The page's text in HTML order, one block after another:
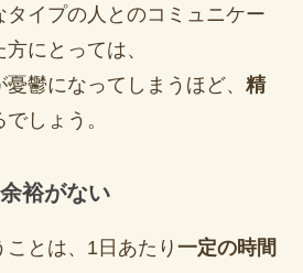
イプの人とのコミュニケー
にとっては、
鬱になってしまうほど、 精
しょう。
裕がない
とは、1日あたり 一定の時間